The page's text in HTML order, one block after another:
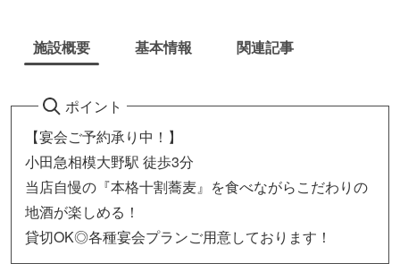
施設概要 基本情報 関連記事
ポイント
【宴会ご予約承り中！】
小田急相模大野駅 徒歩3分
当店自慢の『本格十割蕎麦』を食べながらこだわりの
地酒が楽しめる！
貸切OK◎各種宴会プランご用意しております！